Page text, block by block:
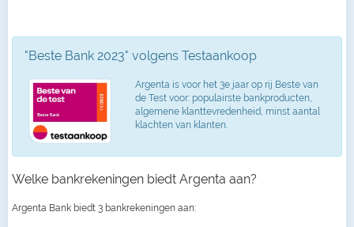
"Beste Bank 2023" volgens Testaankoop
Argenta is voor het 3e jaar op rij Beste van
de Test voor: populairste bankproducten,
algemene klanttevredenheid, minst aantal
klachten van klanten.
Welke bankrekeningen biedt Argenta aan?
Argenta Bank biedt 3 bankrekeningen aan: